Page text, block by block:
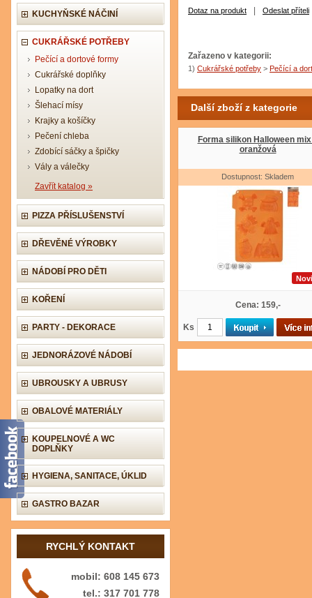
KUCHYŇSKÉ NÁČINÍ
CUKRÁŘSKÉ POTŘEBY
Pečící a dortové formy
Cukrářské doplňky
Lopatky na dort
Šlehací mísy
Krajky a košíčky
Pečení chleba
Zdobící sáčky a špičky
Vály a válečky
Zavřít katalog »
PIZZA PŘÍSLUŠENSTVÍ
DŘEVĚNÉ VÝROBKY
NÁDOBÍ PRO DĚTI
KOŘENÍ
PARTY - DEKORACE
JEDNORÁZOVÉ NÁDOBÍ
UBROUSKY A UBRUSY
OBALOVÉ MATERIÁLY
KOUPELNOVÉ A WC
DOPLŇKY
HYGIENA, SANITACE, ÚKLID
GASTRO BAZAR
RYCHLÝ KONTAKT
mobil: 608 145 673
tel.: 317 701 778
Dotaz na produkt Odeslat příteli
Zařazeno v kategorii:
1) Cukrářské potřeby > Pečící a
Další zboží z kategorie
Forma silikon Halloween
oranžová
Dostupnost: Skladem
Cena: 159,-
Ks